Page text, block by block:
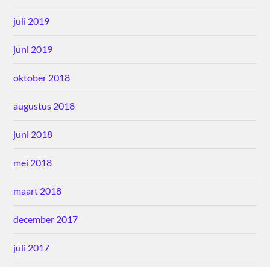
juli 2019
juni 2019
oktober 2018
augustus 2018
juni 2018
mei 2018
maart 2018
december 2017
juli 2017